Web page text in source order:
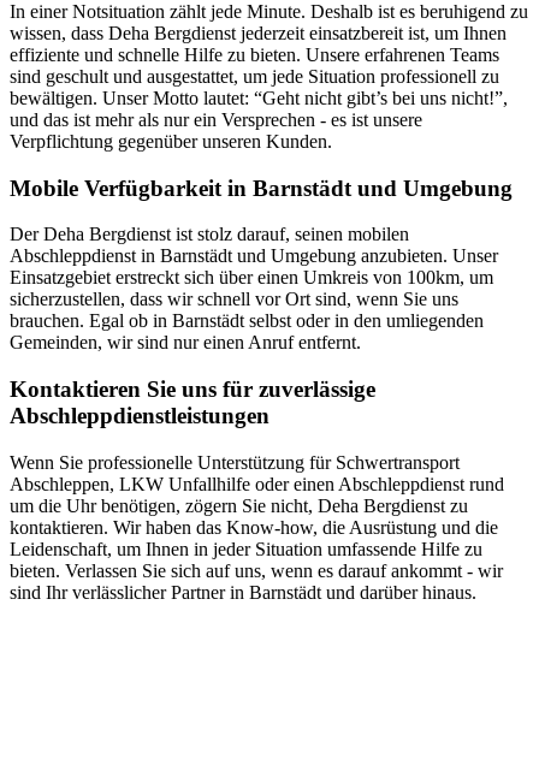
In einer Notsituation zählt jede Minute. Deshalb ist es beruhigend zu
wissen, dass Deha Bergdienst jederzeit einsatzbereit ist, um Ihnen
effiziente und schnelle Hilfe zu bieten. Unsere erfahrenen Teams
sind geschult und ausgestattet, um jede Situation professionell zu
bewältigen. Unser Motto lautet: “Geht nicht gibt’s bei uns nicht!”,
und das ist mehr als nur ein Versprechen - es ist unsere
Verpflichtung gegenüber unseren Kunden.
Mobile Verfügbarkeit in Barnstädt und Umgebung
Der Deha Bergdienst ist stolz darauf, seinen mobilen
Abschleppdienst in Barnstädt und Umgebung anzubieten. Unser
Einsatzgebiet erstreckt sich über einen Umkreis von 100km, um
sicherzustellen, dass wir schnell vor Ort sind, wenn Sie uns
brauchen. Egal ob in Barnstädt selbst oder in den umliegenden
Gemeinden, wir sind nur einen Anruf entfernt.
Kontaktieren Sie uns für zuverlässige
Abschleppdienstleistungen
Wenn Sie professionelle Unterstützung für Schwertransport
Abschleppen, LKW Unfallhilfe oder einen Abschleppdienst rund
um die Uhr benötigen, zögern Sie nicht, Deha Bergdienst zu
kontaktieren. Wir haben das Know-how, die Ausrüstung und die
Leidenschaft, um Ihnen in jeder Situation umfassende Hilfe zu
bieten. Verlassen Sie sich auf uns, wenn es darauf ankommt - wir
sind Ihr verlässlicher Partner in Barnstädt und darüber hinaus.